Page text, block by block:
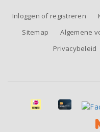
Inloggen of registreren
Sitemap
Algemene
Privacybeleid